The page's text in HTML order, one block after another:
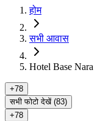
होम
सभी आवास
Hotel Base Nara
+78
सभी फोटो देखें (83)
+78